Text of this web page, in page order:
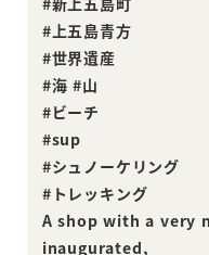
#上五島青方
#世界遺産
#海 #山
#ビーチ
#sup
#シュノーケリング
#トレッキング
A shop with a very
inaugurated,